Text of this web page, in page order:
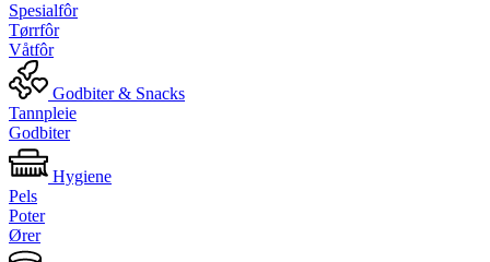
Spesialfôr
Tørrfôr
Våtfôr
Godbiter & Snacks
Tannpleie
Godbiter
Hygiene
Pels
Poter
Ører